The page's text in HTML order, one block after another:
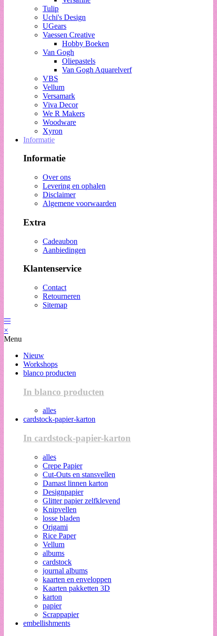
Tulip
Uchi's Design
UGears
Vaessen Creative
Hobby Boeken
Van Gogh
Oliepastels
Van Gogh Aquarelverf
VBS
Vellum
Versamark
Viva Decor
We R Makers
Woodware
Xyron
Informatie
Informatie
Over ons
Levering en ophalen
Disclaimer
Algemene voorwaarden
Extra
Cadeaubon
Aanbiedingen
Klantenservice
Contact
Retourneren
Sitemap
×
Menu
Nieuw
Workshops
blanco producten
In blanco producten
alles
cardstock-papier-karton
In cardstock-papier-karton
alles
Crepe Papier
Cut-Outs en stansvellen
Damast linnen karton
Designpapier
Glitter papier zelfklevend
Knipvellen
losse bladen
Origami
Rice Paper
Vellum
albums
cardstock
journal albums
kaarten en enveloppen
Kaarten pakketten 3D
karton
papier
Scrappapier
embellishments